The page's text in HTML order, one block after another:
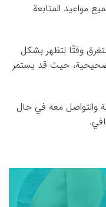
مواعيد المتابعة
وقتًا لتظهر بشكل
حيث قد يستمر
والتواصل معه في حال